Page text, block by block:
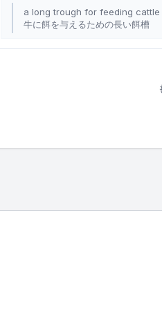
a long trough for feeding cattle
牛に餌を与えるための長い餌槽